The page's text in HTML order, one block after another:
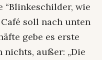
wie
soll nach unten
gebe es erste
nichts, außer: „Die